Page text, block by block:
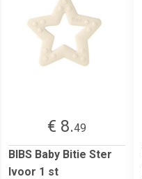
€ 8.49
BIBS Baby Bitie Ster
Ivoor 1 st